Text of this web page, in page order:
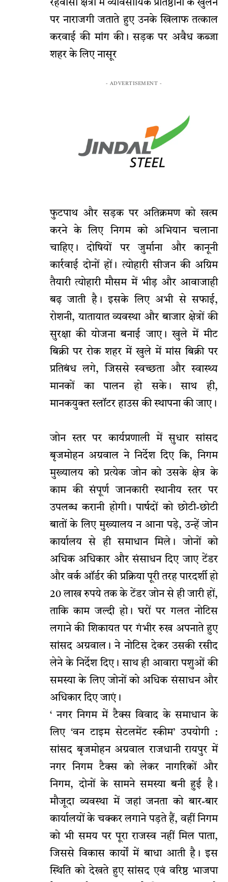
रहवासी क्षेत्रों में व्यावसायिक प्रतिष्ठानों के खुलने
पर नाराजगी जताते हुए उनके खिलाफ तत्काल
करवाई की मांग की। सड़क पर अवैध कब्जा
शहर के लिए नासूर
- ADVERTISEMENT -
फुटपाथ और सड़क पर अतिक्रमण को खत्म
करने के लिए निगम को अभियान चलाना
चाहिए। दोषियों पर जुर्माना और कानूनी
कार्रवाई दोनों हों। त्योहारी सीजन की अग्रिम
तैयारी त्योहारी मौसम में भीड़ और आवाजाही
बढ़ जाती है। इसके लिए अभी से सफाई,
रोशनी, यातायात व्यवस्था और बाजार क्षेत्रों की
सुरक्षा की योजना बनाई जाए। खुले में मीट
बिक्री पर रोक शहर में खुले में मांस बिक्री पर
प्रतिबंध लगे, जिससे स्वच्छता और स्वास्थ्य
मानकों का पालन हो सके। साथ ही,
मानकयुक्त स्लॉटर हाउस की स्थापना की जाए।
जोन स्तर पर कार्यप्रणाली में सुधार सांसद
बृजमोहन अग्रवाल ने निर्देश दिए कि, निगम
मुख्यालय को प्रत्येक जोन को उसके क्षेत्र के
काम की संपूर्ण जानकारी स्थानीय स्तर पर
उपलब्ध करानी होगी। पार्षदों को छोटी-छोटी
बातों के लिए मुख्यालय न आना पड़े, उन्हें जोन
कार्यालय से ही समाधान मिले। जोनों को
अधिक अधिकार और संसाधन दिए जाए टेंडर
और वर्क ऑर्डर की प्रक्रिया पूरी तरह पारदर्शी हो
20 लाख रुपये तक के टेंडर जोन से ही जारी हों,
ताकि काम जल्दी हो। घरों पर गलत नोटिस
लगाने की शिकायत पर गंभीर रुख अपनाते हुए
सांसद अग्रवाल। ने नोटिस देकर उसकी रसीद
लेने के निर्देश दिए। साथ ही आवारा पशुओं की
समस्या के लिए जोनों को अधिक संसाधन और
अधिकार दिए जाएं।
‘ नगर निगम में टैक्स विवाद के समाधान के
लिए ‘वन टाइम सेटलमेंट स्कीम’ उपयोगी :
सांसद बृजमोहन अग्रवाल राजधानी रायपुर में
नगर निगम टैक्स को लेकर नागरिकों और
निगम, दोनों के सामने समस्या बनी हुई है।
मौजूदा व्यवस्था में जहां जनता को बार-बार
कार्यालयों के चक्कर लगाने पड़ते हैं, वहीं निगम
को भी समय पर पूरा राजस्व नहीं मिल पाता,
जिससे विकास कार्यों में बाधा आती है। इस
स्थिति को देखते हुए सांसद एवं वरिष्ठ भाजपा